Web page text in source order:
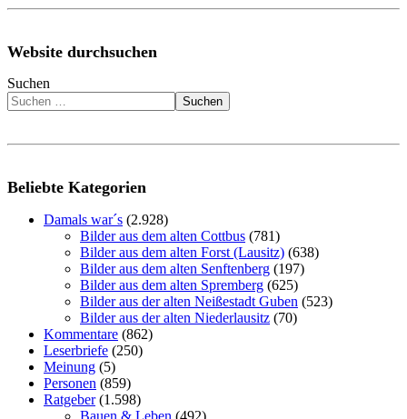
Website durchsuchen
Suchen
Suchen
Beliebte Kategorien
Damals war´s (2.928)
Bilder aus dem alten Cottbus (781)
Bilder aus dem alten Forst (Lausitz) (638)
Bilder aus dem alten Senftenberg (197)
Bilder aus dem alten Spremberg (625)
Bilder aus der alten Neißestadt Guben (523)
Bilder aus der alten Niederlausitz (70)
Kommentare (862)
Leserbriefe (250)
Meinung (5)
Personen (859)
Ratgeber(1.598)
Bauen & Leben (492)